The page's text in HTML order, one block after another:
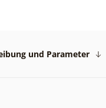
und Parameter